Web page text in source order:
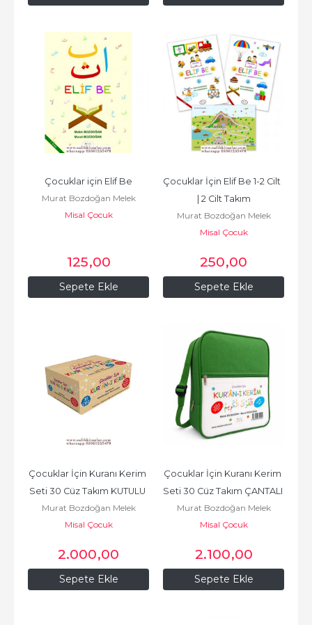
Sepete Ekle
Çocuklar için Elif Be
Murat Bozdoğan Melek
Bozdoğan
Misal Çocuk
125,00
Sepete Ekle
Çocuklar İçin Elif Be 1-2 Cilt
| 2 Cilt Takım
Murat Bozdoğan Melek
Bozdoğan
Misal Çocuk
250,00
Sepete Ekle
Çocuklar İçin Kuranı Kerim
Seti 30 Cüz Takım KUTULU
- ücretsiz kargo ptt...
Murat Bozdoğan Melek
Bozdoğan
Misal Çocuk
2.000,00
Sepete Ekle
Çocuklar İçin Kuranı Kerim
Seti 30 Cüz Takım ÇANTALI
- ücretsiz kargo...
Murat Bozdoğan Melek
Bozdoğan
Misal Çocuk
2.100,00